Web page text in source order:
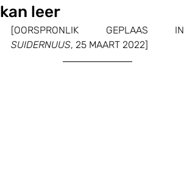
kan leer
SUIDERNUUS, 25 MAART 2022]